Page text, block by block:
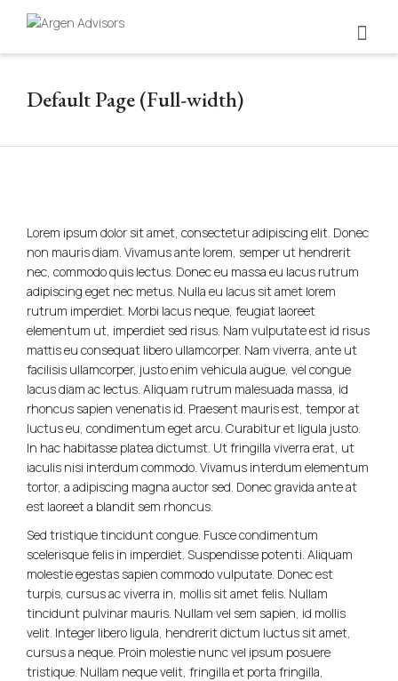
Default Page (Full-width)
Lorem ipsum dolor sit amet, consectetur adipiscing elit. Donec
non mauris diam. Vivamus ante lorem, semper ut hendrerit
nec, commodo quis lectus. Donec eu massa eu lacus rutrum
adipiscing eget nec metus. Nulla eu lacus sit amet lorem
rutrum imperdiet. Morbi lacus neque, feugiat laoreet
elementum ut, imperdiet sed risus. Nam vulputate est id risus
mattis eu consequat libero ullamcorper. Nam viverra, ante ut
facilisis ullamcorper, justo enim vehicula augue, vel congue
lacus diam ac lectus. Aliquam rutrum malesuada massa, id
rhoncus sapien venenatis id. Praesent mauris est, tempor at
luctus eu, condimentum eget arcu. Curabitur et ligula justo.
In hac habitasse platea dictumst. Ut fringilla viverra erat, ut
iaculis nisi interdum commodo. Vivamus interdum elementum
tortor, a adipiscing magna auctor sed. Donec gravida ante at
est laoreet a blandit sem rhoncus.
Sed tristique tincidunt congue. Fusce condimentum
scelerisque felis in imperdiet. Suspendisse potenti. Aliquam
molestie egestas sapien commodo vulputate. Donec est
turpis, cursus ac viverra in, mollis sit amet felis. Nullam
tincidunt pulvinar mauris. Nullam vel sem sapien, id mollis
velit. Integer libero ligula, hendrerit dictum luctus sit amet,
cursus a neque. Proin molestie nunc vel ipsum posuere
tristique. Nullam neque velit, fringilla et porta fringilla,